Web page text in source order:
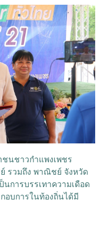
นชาวกำแพงเพชร
รวมถึง พาณิชย์ จังหวัด
การบรรเทาความเดือด
อบการในท้องถิ่นได้มี